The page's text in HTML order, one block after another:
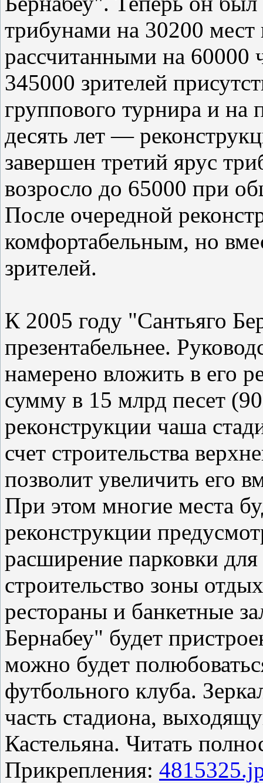
трибунами на 30200 мест
рассчитанными на 60000
345000 зрителей
группового турнира и
десять лет —
завершен третий ярус
возросло до 65000 при
После очередной
комфортабельным, но
зрителей.
К 2005 году "Сантьяго
презентабельнее.
намерено вложить в его
сумму в 15 млрд песет
реконструкции чаша
счет строительства
позволит увеличить его
При этом многие места
реконструкции
расширение парковки
строительство зоны
рестораны и банкетные
Бернабеу" будет
можно будет
футбольного клуба.
часть стадиона,
Кастельяна. Читать
Прикрепления: